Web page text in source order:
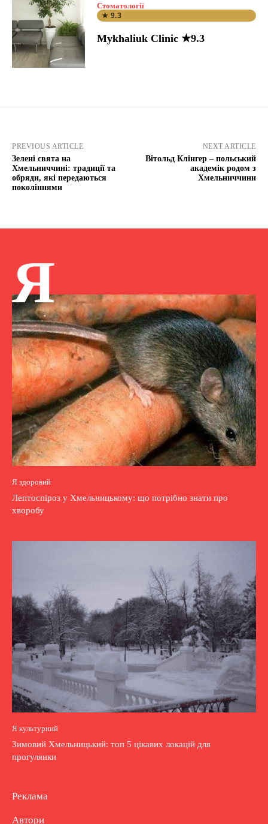
Стоматології
★ 9.3
Mykhaliuk Clinic ★9.3
PREVIOUS ARTICLE
Зелені свята на
Хмельниччині: традиції та
обряди, які передаються
поколіннями
NEXT ARTICLE
Вітольд Клінгер – польський
академік родом з
Хмельниччини
Я
Я здоровий
Лептоспіроз у Хмельницькому: що потрібно знати про
хворобу
Я культурний
Зимовий Хмельницький: топ 5 цікавих локацій для
прогулянки
Реклама
Автори